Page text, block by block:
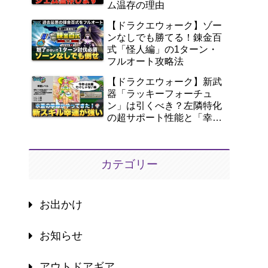
ム温存の理由
【ドラクエウォーク】ゾー
ンなしでも勝てる！錬金百
式「怪人編」の1ターン・
フルオート攻略法
【ドラクエウォーク】新武
器「ラッキーフォーチュ
ン」は引くべき？左隣特化
の超サポート性能と「幸
カテゴリー
お出かけ
お知らせ